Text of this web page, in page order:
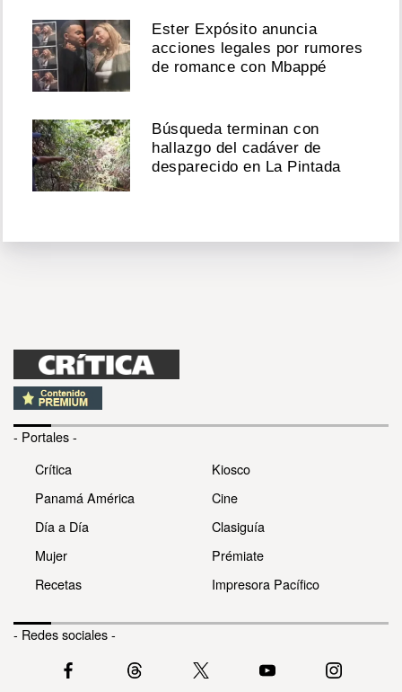
Ester Expósito anuncia
acciones legales por rumores
de romance con Mbappé
Búsqueda terminan con
hallazgo del cadáver de
desparecido en La Pintada
- Portales -
Crítica
Panamá América
Día a Día
Mujer
Recetas
Kiosco
Cine
Clasiguía
Prémiate
Impresora Pacífico
- Redes sociales -